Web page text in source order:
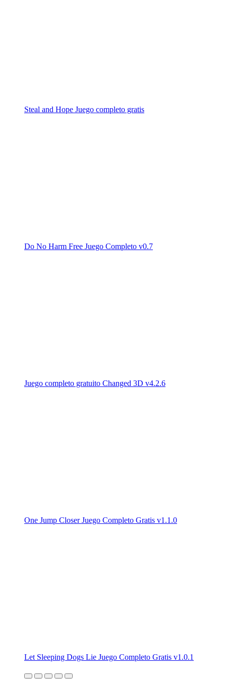
Steal and Hope Juego completo gratis
Do No Harm Free Juego Completo v0.7
Juego completo gratuito Changed 3D v4.2.6
One Jump Closer Juego Completo Gratis v1.1.0
Let Sleeping Dogs Lie Juego Completo Gratis v1.0.1